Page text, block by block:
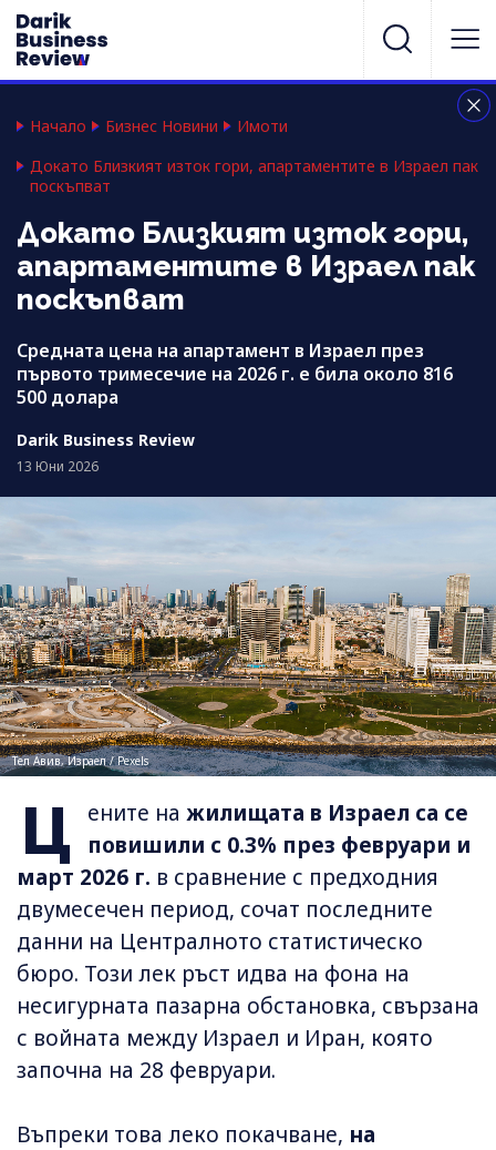
Начало Бизнес Новини
Имоти
Докато Близкият изток гори, апартаментите в Израел пак
поскъпват
Докато Близкият изток гори,
апартаментите в Израел пак
поскъпват
Средната цена на апартамент в Израел през
първото тримесечие на 2026 г. е била около 816
500 долара
Darik Business Review
13 Юни 2026
Тел Авив, Израел / Pexels
Ц ените на жилищата в Израел са се
повишили с 0.3% през февруари и
март 2026 г. в сравнение с предходния
двумесечен период, сочат последните
данни на Централното статистическо
бюро. Този лек ръст идва на фона на
несигурната пазарна обстановка, свързана
с войната между Израел и Иран, която
започна на 28 февруари.
Въпреки това леко покачване, на